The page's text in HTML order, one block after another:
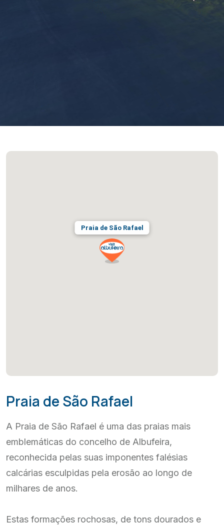
Praia de São Rafael
Praia de São Rafael
A Praia de São Rafael é uma das praias mais
emblemáticas do concelho de Albufeira,
reconhecida pelas suas imponentes falésias
calcárias esculpidas pela erosão ao longo de
milhares de anos.
Estas formações rochosas, de tons dourados e